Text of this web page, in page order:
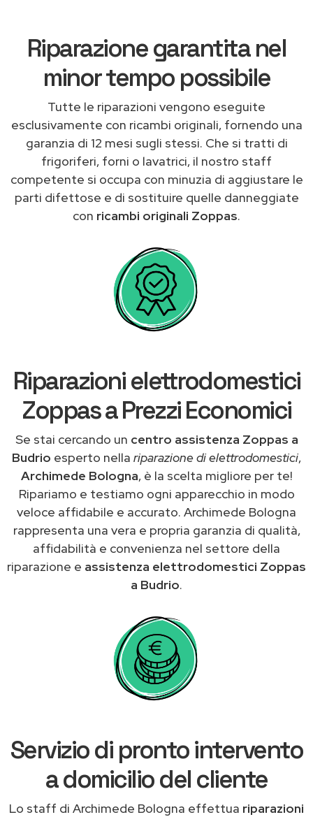
Riparazione garantita nel
minor tempo possibile
Tutte le riparazioni vengono eseguite
esclusivamente con ricambi originali, fornendo una
garanzia di 12 mesi sugli stessi. Che si tratti di
frigoriferi, forni o lavatrici, il nostro staff
competente si occupa con minuzia di aggiustare le
parti difettose e di sostituire quelle danneggiate
con ricambi originali Zoppas.
Riparazioni elettrodomestici
Zoppas a Prezzi Economici
Se stai cercando un centro assistenza Zoppas a
Budrio esperto nella riparazione di elettrodomestici,
Archimede Bologna, è la scelta migliore per te!
Ripariamo e testiamo ogni apparecchio in modo
veloce affidabile e accurato. Archimede Bologna
rappresenta una vera e propria garanzia di qualità,
affidabilità e convenienza nel settore della
riparazione e assistenza elettrodomestici Zoppas
a Budrio.
Servizio di pronto intervento
a domicilio del cliente
Lo staff di Archimede Bologna effettua riparazioni